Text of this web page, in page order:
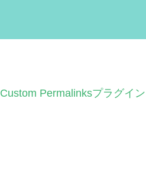
Custom Permalinksプラグイン